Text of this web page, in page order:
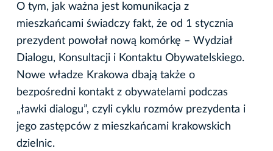
O tym, jak ważna jest komunikacja z
mieszkańcami świadczy fakt, że od 1 stycznia
prezydent powołał nową komórkę – Wydział
Dialogu, Konsultacji i Kontaktu Obywatelskiego.
Nowe władze Krakowa dbają także o
bezpośredni kontakt z obywatelami podczas
„ławki dialogu”, czyli cyklu rozmów prezydenta i
jego zastępców z mieszkańcami krakowskich
dzielnic.